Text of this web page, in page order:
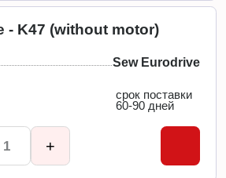
- K47 (without motor)
Sew Eurodrive
срок поставки
60-90 дней
+